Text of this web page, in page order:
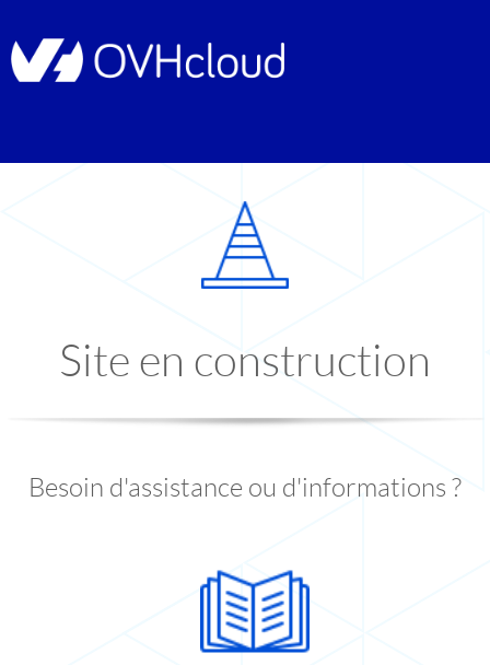
Site en construction
Besoin d'assistance ou d'informations ?